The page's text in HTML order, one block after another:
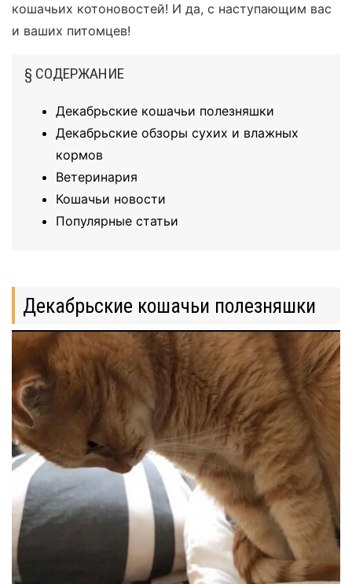
кошачьих котоновостей! И да, с наступающим вас
и ваших питомцев!
§ СОДЕРЖАНИЕ
Декабрьские кошачьи полезняшки
Декабрьские обзоры сухих и влажных
кормов
Ветеринария
Кошачьи новости
Популярные статьи
Декабрьские кошачьи полезняшки